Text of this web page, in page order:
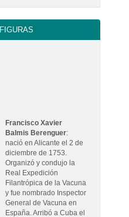
FIGURAS
Francisco Xavier
Balmis Berenguer:
nació en Alicante el 2 de
diciembre de 1753.
Organizó y condujo la
Real Expedición
Filantrópica de la Vacuna
y fue nombrado Inspector
General de Vacuna en
España. Arribó a Cuba el